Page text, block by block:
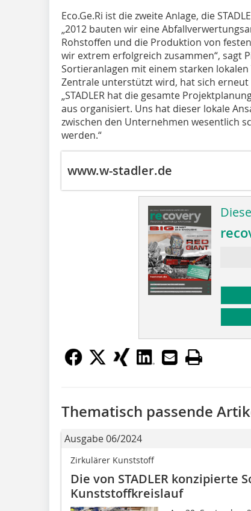
Eco.Ge.Ri ist die zweite Anlage, die
„2012 bauten wir eine
Rohstoffen und die Produktion von
wir extrem erfolgreich zusammen“, sagt
Sortieranlagen mit einem starken
Zentrale unterstützt wird, hat sich
„STADLER hat die gesamte
aus organisiert. Uns hat dieser lokale
zwischen den Unternehmen wesentlich
werden.“
www.w-stadler.de
Thematisch passende
Ausgabe 06/2024
Zirkulärer Kunststoff
Die von STADLER konzipierte
Kunststoffkreislauf